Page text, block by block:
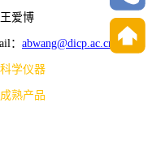
爱博
： abwang@dicp.ac.cn
学仪器
熟产品